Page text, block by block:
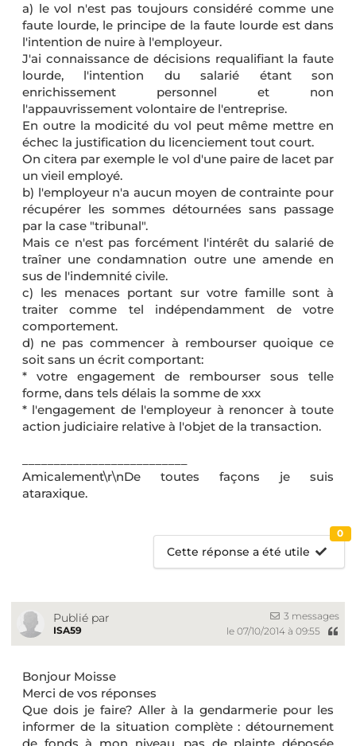
a) le vol n'est pas toujours considéré comme une
faute lourde, le principe de la faute lourde est dans
l'intention de nuire à l'employeur.
J'ai connaissance de décisions requalifiant la faute
lourde, l'intention du salarié étant son
enrichissement personnel et non
l'appauvrissement volontaire de l'entreprise.
En outre la modicité du vol peut même mettre en
échec la justification du licenciement tout court.
On citera par exemple le vol d'une paire de lacet par
un vieil employé.
b) l'employeur n'a aucun moyen de contrainte pour
récupérer les sommes détournées sans passage
par la case "tribunal".
Mais ce n'est pas forcément l'intérêt du salarié de
traîner une condamnation outre une amende en
sus de l'indemnité civile.
c) les menaces portant sur votre famille sont à
traiter comme tel indépendamment de votre
comportement.
d) ne pas commencer à rembourser quoique ce
soit sans un écrit comportant:
* votre engagement de rembourser sous telle
forme, dans tels délais la somme de xxx
* l'engagement de l'employeur à renoncer à toute
action judiciaire relative à l'objet de la transaction.
Amicalement\r\nDe toutes façons je suis
ataraxique.
Cette réponse a été utile
0
Publié par
ISA59
3 messages
le 07/10/2014 à 09:55
Bonjour Moisse
Merci de vos réponses
Que dois je faire? Aller à la gendarmerie pour les
informer de la situation complète : détournement
de fonds à mon niveau, pas de plainte déposée